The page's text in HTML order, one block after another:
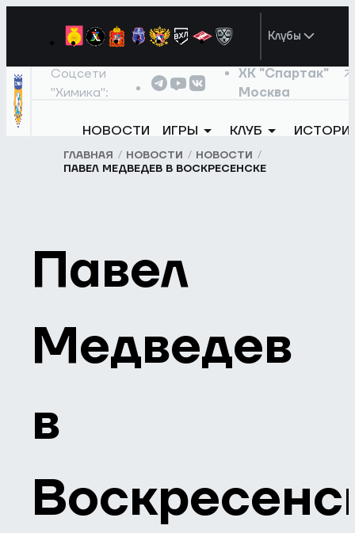
Клубы
Соцсети
"Химика":
ХК "Спартак"
Москва
НОВОСТИ ИГРЫ КЛУБ
ГЛАВНАЯ НОВОСТИ
НОВОСТИ
ПАВЕЛ МЕДВЕДЕВ В ВОСКРЕСЕНСКЕ
Павел
Медведев
в